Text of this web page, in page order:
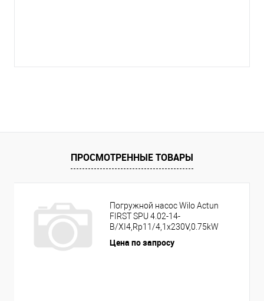
ПРОСМОТРЕННЫЕ ТОВАРЫ
Погружной насос Wilo Actun
FIRST SPU 4.02-14-
B/XI4,Rp11/4,1x230V,0.75kW
Цена по запросу